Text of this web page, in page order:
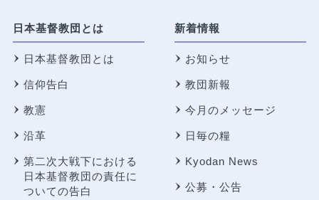
日本基督教団とは
日本基督教団とは
信仰告白
教憲
沿革
第二次大戦下における
日本基督教団の責任に
ついての告白
新着情報
お知らせ
教団新報
今月のメッセージ
日毎の糧
Kyodan News
公募・公告